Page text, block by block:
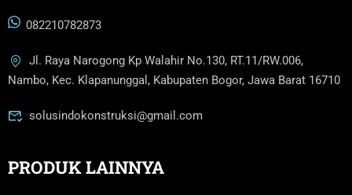
082210782873
Jl. Raya Narogong Kp Walahir No.130, RT.11/RW.006,
Nambo, Kec. Klapanunggal, Kabupaten Bogor, Jawa Barat 16710
solusindokonstruksi@gmail.com
PRODUK LAINNYA